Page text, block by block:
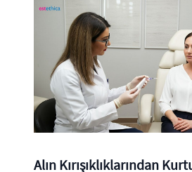
Alın Kırışıklıklarından